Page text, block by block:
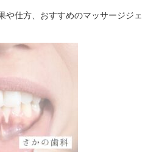
や仕方、おすすめのマッサージジェ